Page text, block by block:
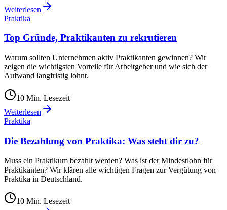
Weiterlesen
Praktika
Top Gründe, Praktikanten zu rekrutieren
Warum sollten Unternehmen aktiv Praktikanten gewinnen? Wir
zeigen die wichtigsten Vorteile für Arbeitgeber und wie sich der
Aufwand langfristig lohnt.
10 Min. Lesezeit
Weiterlesen
Praktika
Die Bezahlung von Praktika: Was steht dir zu?
Muss ein Praktikum bezahlt werden? Was ist der Mindestlohn für
Praktikanten? Wir klären alle wichtigen Fragen zur Vergütung von
Praktika in Deutschland.
10 Min. Lesezeit